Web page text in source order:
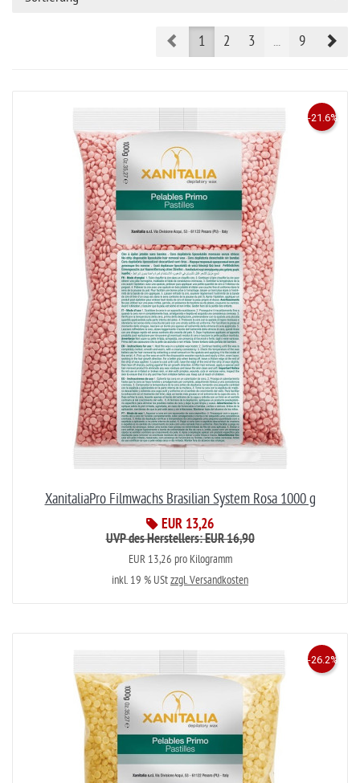
Prev1 2 3 ... 9
XanitaliaPro Filmwachs Brasilian System Rosa 1000 g
EUR 13,26
-21.6%
UVP des Herstellers: EUR 16,90
EUR 13,26 pro Kilogramm
inkl. 19 % UStzzgl. Versandkosten
-26.2%